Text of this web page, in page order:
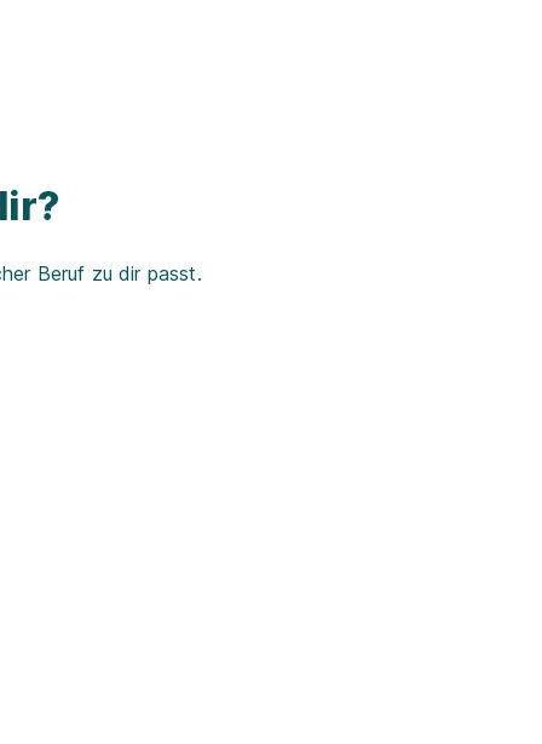
Beruf zu dir passt.